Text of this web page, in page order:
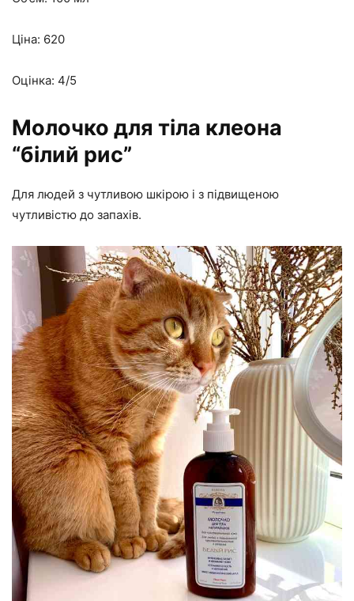
Ціна: 620
Оцінка: 4/5
Молочко для тіла клеона
“білий рис”
Для людей з чутливою шкірою і з підвищеною
чутливістю до запахів.